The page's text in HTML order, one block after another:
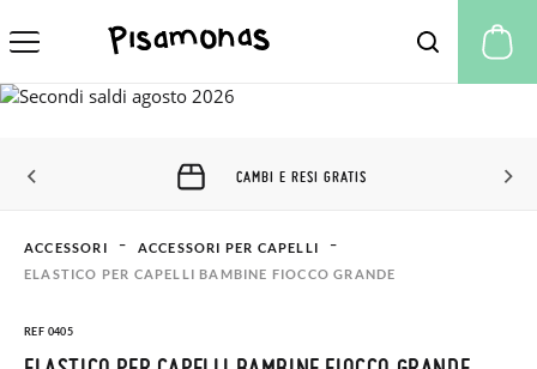
CAMBI E RESI GRATIS
ACCESSORI
ACCESSORI PER CAPELLI
ELASTICO PER CAPELLI BAMBINE FIOCCO GRANDE
REF 0405